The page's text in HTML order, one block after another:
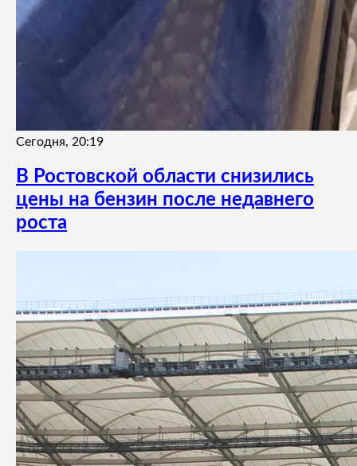
Сегодня, 20:19
В Ростовской области снизились
цены на бензин после недавнего
роста